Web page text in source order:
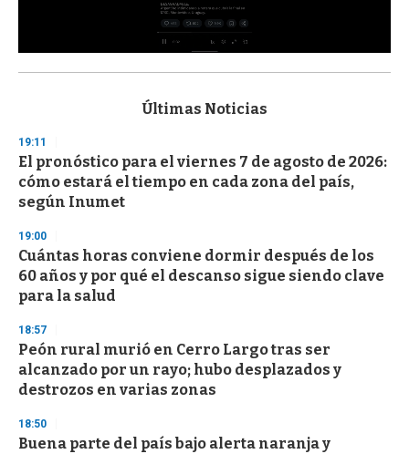
s
d
s
o
f
3
s
e
c
o
n
d
Últimas Noticias
19:11
El pronóstico para el viernes 7 de agosto de 2026:
cómo estará el tiempo en cada zona del país,
según Inumet
19:00
Cuántas horas conviene dormir después de los
60 años y por qué el descanso sigue siendo clave
para la salud
18:57
Peón rural murió en Cerro Largo tras ser
alcanzado por un rayo; hubo desplazados y
destrozos en varias zonas
18:50
Buena parte del país bajo alerta naranja y